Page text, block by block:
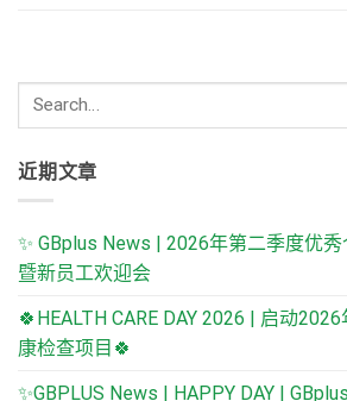
近期文章
✨ GBplus News | 2026年第二季度优
暨新员工欢迎会
🍀HEALTH CARE DAY 2026 | 启动
康检查项目🍀
✨GBPLUS News | HAPPY DAY |